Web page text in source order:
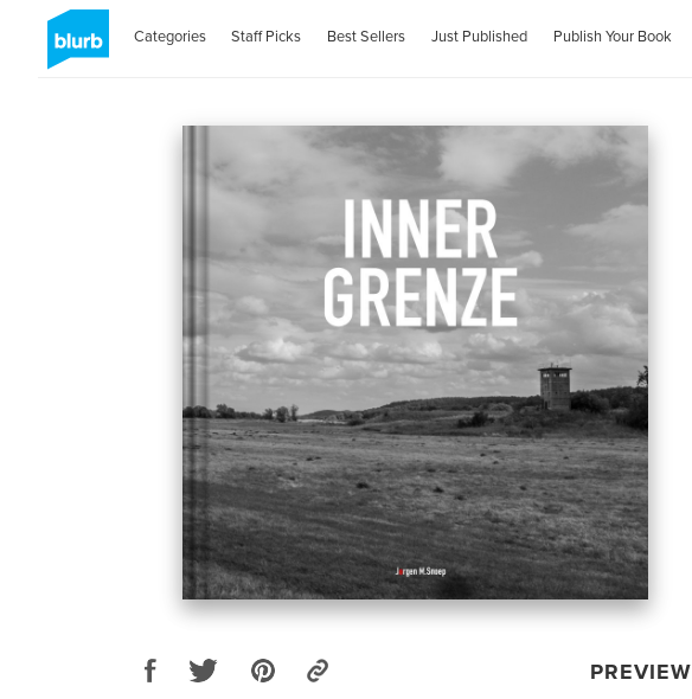
Categories Staff Picks Best Sellers Just Published Publish Your Book
PREVIEW